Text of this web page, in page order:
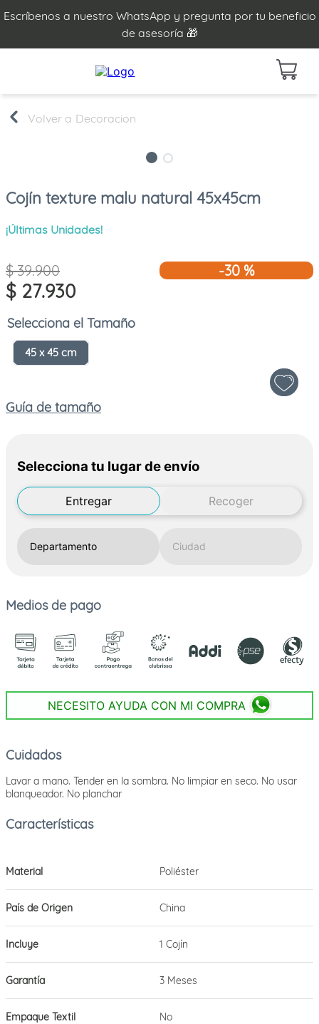
Escríbenos a nuestro WhatsApp y pregunta por tu beneficio
de asesoría 🎁
Decoracion
Cojín texture malu natural 45x45cm
¡Últimas Unidades!
$ 39.900
$ 27.930
-30 %
Tamaño
45 x 45 cm
Guía de tamaño
Selecciona tu lugar de envío
Entregar Recoger
Medios de pago
NECESITO AYUDA CON MI COMPRA
Cuidados
Lavar a mano. Tender en la sombra. No limpiar en seco. No usar
blanqueador. No planchar
Material Poliéster
País de Origen China
Incluye 1 Cojín
Garantía 3 Meses
Empaque Textil No